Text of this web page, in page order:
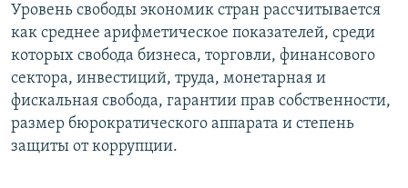
Уровень свободы экономик стран рассчитывается
как среднее арифметическое показателей, среди
которых свобода бизнеса, торговли, финансового
сектора, инвестиций, труда, монетарная и
фискальная свобода, гарантии прав собственности,
размер бюрократического аппарата и степень
защиты от коррупции.